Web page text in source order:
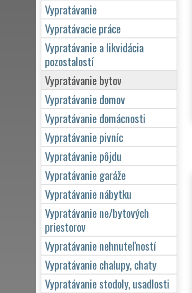
Vypratávanie
Vypratávacie práce
Vypratávanie a likvidácia
pozostalostí
Vypratávanie bytov
Vypratávanie domov
Vypratávanie domácnosti
Vypratávanie pivníc
Vypratávanie pôjdu
Vypratávanie garáže
Vypratávanie nábytku
Vypratávanie ne/bytových
priestorov
Vypratávanie nehnuteľností
Vypratávanie chalupy, chaty
Vypratávanie stodoly, usadlosti